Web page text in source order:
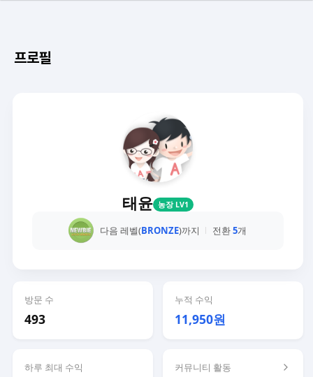
프로필
태윤 농장 LV1
다음 레벨(BRONZE)까지 전환5개
방문 수
493
누적 수익
11,950원
하루 최대 수익 커뮤니티 활동